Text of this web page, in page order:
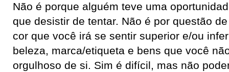
Não é porque alguém teve uma
que desistir de tentar. Não é por questão
cor que você irá se sentir superior e/ou
beleza, marca/etiqueta e bens que você
orgulhoso de si. Sim é difícil, mas não